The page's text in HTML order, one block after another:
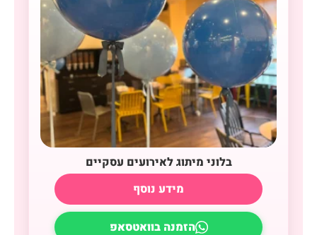
בלוני מיתוג לאירועים עסקיים
מידע נוסף
הזמנה בוואטסאפ